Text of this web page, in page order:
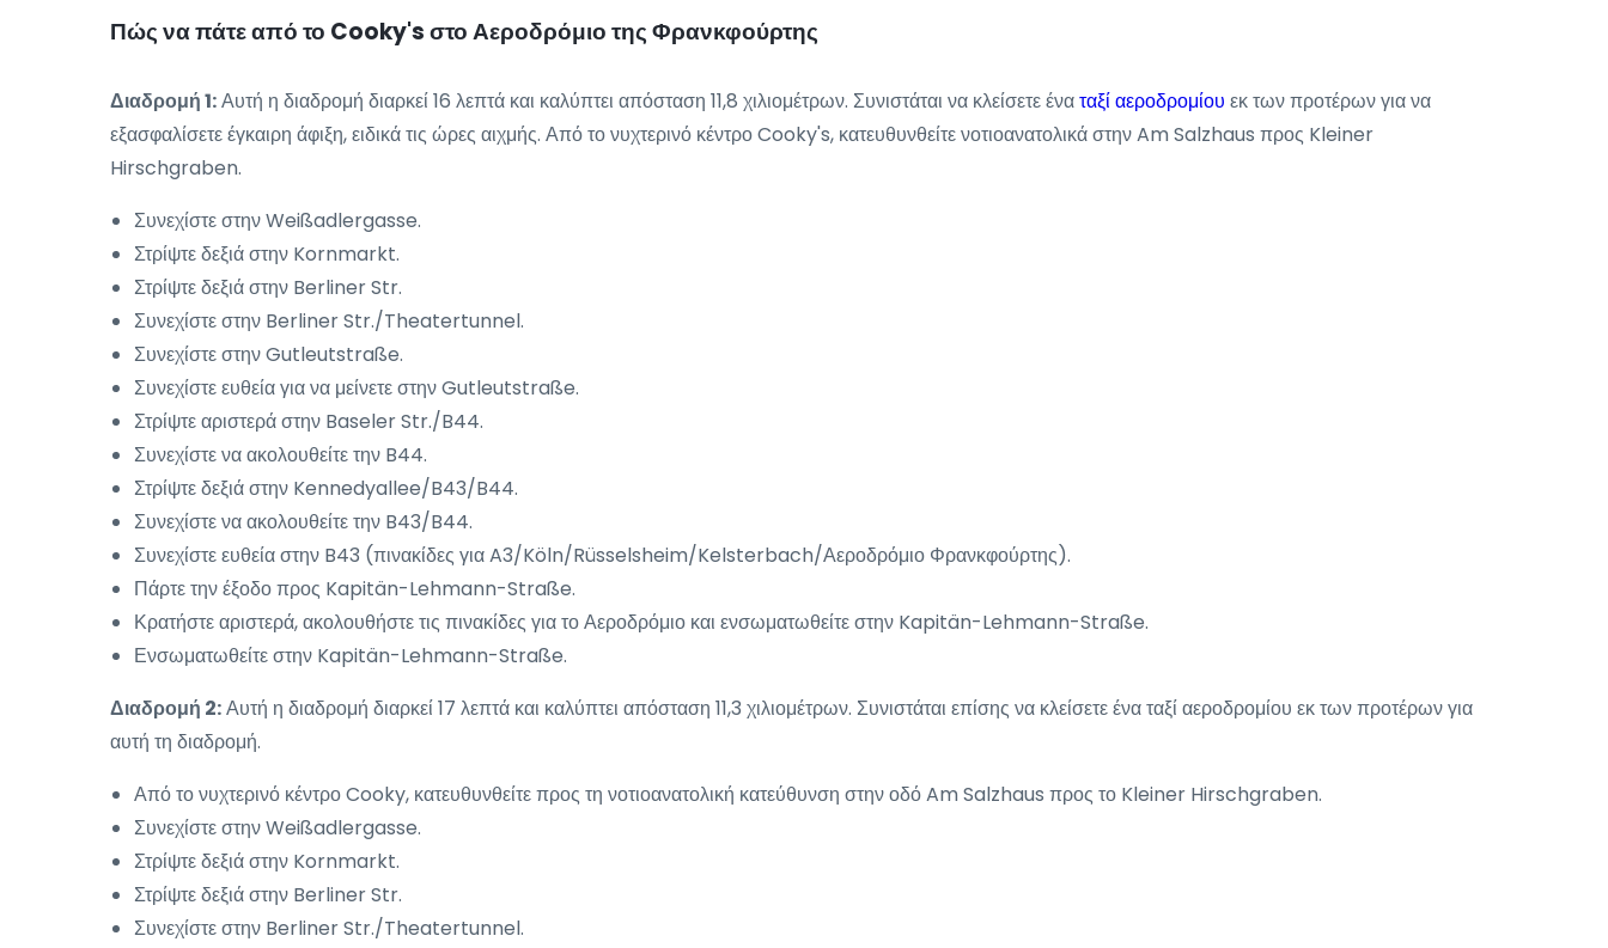
Πώς να πάτε από το Cooky's στο Αεροδρόμιο της Φρανκφούρτης
Διαδρομή 1:Αυτή η διαδρομή διαρκεί 16 λεπτά και καλύπτει απόσταση 11,8 χιλιομέτρων. Συνιστάται να κλείσετε έναταξί αεροδρομίου εκ των προτέρων για να
εξασφαλίσετε έγκαιρη άφιξη, ειδικά τις ώρες αιχμής. Από το νυχτερινό κέντρο Cooky's, κατευθυνθείτε νοτιοανατολικά στην Am Salzhaus προς Kleiner
Hirschgraben.
Συνεχίστε στην Weißadlergasse.
Στρίψτε δεξιά στην Kornmarkt.
Στρίψτε δεξιά στην Berliner Str.
Συνεχίστε στην Berliner Str./Theatertunnel.
Συνεχίστε στην Gutleutstraße.
Συνεχίστε ευθεία για να μείνετε στην Gutleutstraße.
Στρίψτε αριστερά στην Baseler Str./B44.
Συνεχίστε να ακολουθείτε την B44.
Στρίψτε δεξιά στην Kennedyallee/B43/B44.
Συνεχίστε να ακολουθείτε την B43/B44.
Συνεχίστε ευθεία στην B43 (πινακίδες για A3/Köln/Rüsselsheim/Kelsterbach/Αεροδρόμιο Φρανκφούρτης).
Πάρτε την έξοδο προς Kapitän-Lehmann-Straße.
Κρατήστε αριστερά, ακολουθήστε τις πινακίδες για το Αεροδρόμιο και ενσωματωθείτε στην Kapitän-Lehmann-Straße.
Ενσωματωθείτε στην Kapitän-Lehmann-Straße.
Διαδρομή 2:Αυτή η διαδρομή διαρκεί 17 λεπτά και καλύπτει απόσταση 11,3 χιλιομέτρων. Συνιστάται επίσης να κλείσετε ένα ταξί αεροδρομίου εκ των προτέρων για
αυτή τη διαδρομή.
Από το νυχτερινό κέντρο Cooky, κατευθυνθείτε προς τη νοτιοανατολική κατεύθυνση στην οδό Am Salzhaus προς το Kleiner Hirschgraben.
Συνεχίστε στην Weißadlergasse.
Στρίψτε δεξιά στην Kornmarkt.
Στρίψτε δεξιά στην Berliner Str.
Συνεχίστε στην Berliner Str./Theatertunnel.